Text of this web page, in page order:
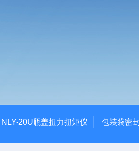
NLY-20U瓶盖扭力扭矩仪 包装袋密